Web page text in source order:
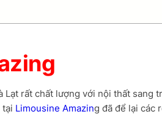
rất chất lượng với nội thất
tại Limousine Amazing đã để lại các